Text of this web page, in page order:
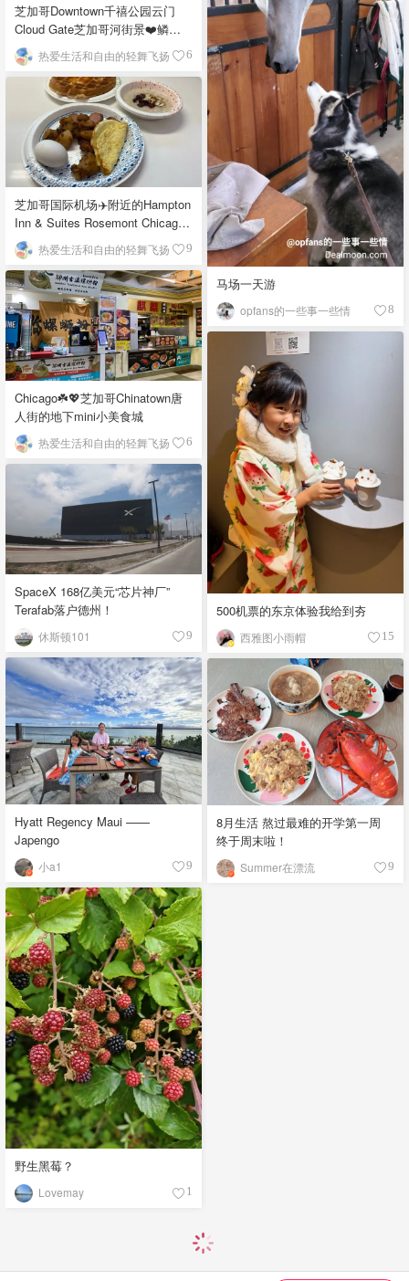
芝加哥Downtown千禧公园云门
Cloud Gate芝加哥河街景❤️鳞次
栉比的高楼
热爱生活和自由的轻舞飞扬 6
马场一天游
opfans的一些事一些情 8
芝加哥国际机场✈️附近的Hampton
Inn & Suites Rosemont Chicago
O'Hare自助早餐
热爱生活和自由的轻舞飞扬 9
Chicago☘️💖芝加哥Chinatown唐
人街的地下mini小美食城
热爱生活和自由的轻舞飞扬 6
500机票的东京体验我给到夯
西雅图小雨帽 15
SpaceX 168亿美元“芯片神厂”
Terafab落户德州！
休斯顿101 9
Hyatt Regency Maui ——
Japengo
小a1 9
8月生活 熬过最难的开学第一周
终于周末啦！
Summer在漂流 9
野生黑莓？
Lovemay 1